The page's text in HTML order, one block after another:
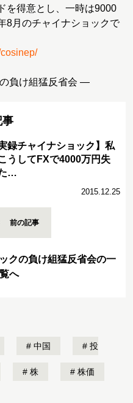
を得意とし、一時は9000
8月のチャイナショックで
負け組猛反省会 ―
事
実録チャイナショック】私
うしてFXで4000万円失
…
2015.12.25
前の記事
クの負け組猛反省会の一
覧へ
中国 投
株 株価